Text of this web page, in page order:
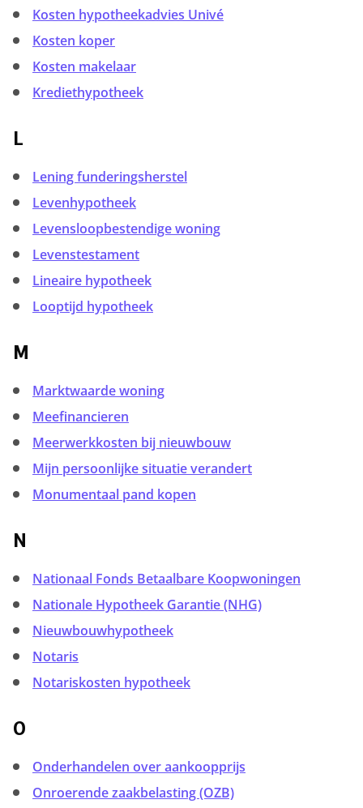
Kosten hypotheekadvies Univé
Kosten koper
Kosten makelaar
Krediethypotheek
L
Lening funderingsherstel
Levenhypotheek
Levensloopbestendige woning
Levenstestament
Lineaire hypotheek
Looptijd hypotheek
M
Marktwaarde woning
Meefinancieren
Meerwerkkosten bij nieuwbouw
Mijn persoonlijke situatie verandert
Monumentaal pand kopen
N
Nationaal Fonds Betaalbare Koopwoningen
Nationale Hypotheek Garantie (NHG)
Nieuwbouwhypotheek
Notaris
Notariskosten hypotheek
O
Onderhandelen over aankoopprijs
Onroerende zaakbelasting (OZB)